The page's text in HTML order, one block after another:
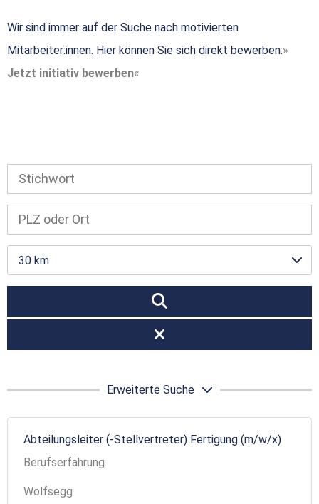
Wir sind immer auf der Suche nach motivierten
Mitarbeiter:innen. Hier können Sie sich direkt bewerben:
Jetzt initiativ bewerben
30 km
Erweiterte Suche
Abteilungsleiter (-Stellvertreter) Fertigung (m/w/x)
Berufserfahrung
Wolfsegg